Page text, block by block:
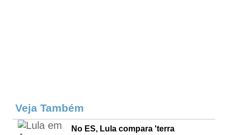
Veja Também
No ES, Lula compara 'terra